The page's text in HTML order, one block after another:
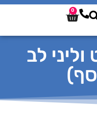
0
לב